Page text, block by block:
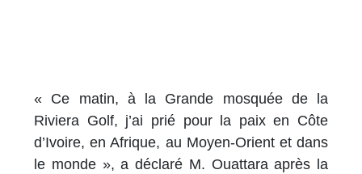
« Ce matin, à la Grande mosquée de la
Riviera Golf, j’ai prié pour la paix en Côte
d’Ivoire, en Afrique, au Moyen-Orient et dans
le monde », a déclaré M. Ouattara après la